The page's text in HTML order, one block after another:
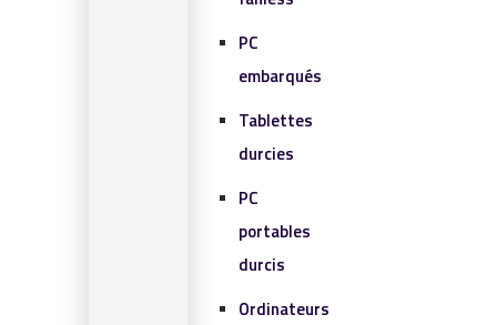
PC
embarqués
Tablettes
durcies
PC
portables
durcis
Ordinateurs